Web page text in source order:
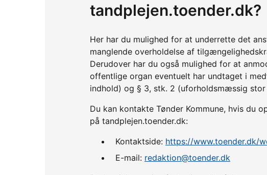
tandplejen.toender.dk?
Her har du mulighed for at underrette det
manglende overholdelse af
Derudover har du også mulighed for at
offentlige organ eventuelt har undtaget i
indhold) og § 3, stk. 2 (uforholdsmæssig stor
Du kan kontakte Tønder Kommune, hvis du
på tandplejen.toender.dk:
Kontaktside: https://www.toender.dk/
E-mail: redaktion@toender.dk